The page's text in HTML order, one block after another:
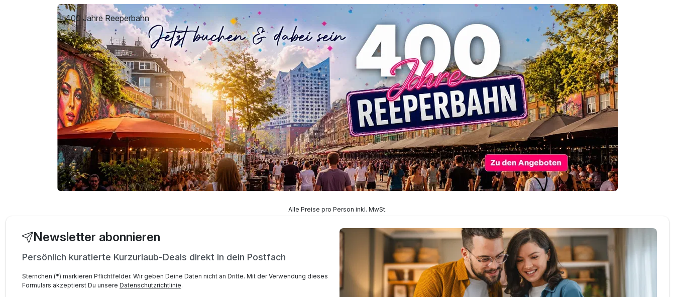
400 Jahre Reeperbahn
Alle Preise pro Person inkl. MwSt.
Newsletter abonnieren
Persönlich kuratierte Kurzurlaub-Deals direkt in dein Postfach
Sternchen (*) markieren Pflichtfelder. Wir geben Deine Daten nicht an Dritte. Mit der Verwendung dieses
Formulars akzeptierst Du unsere Datenschutzrichtlinie.